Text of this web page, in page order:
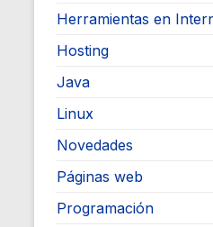
Herramientas en
Hosting
Java
Linux
Novedades
Páginas web
Programación